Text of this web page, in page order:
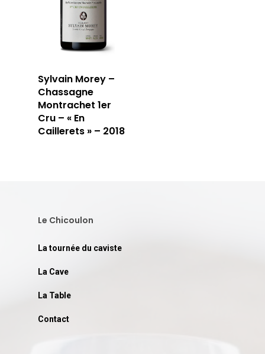
Sylvain Morey –
Chassagne
Montrachet 1er
Cru – « En
Caillerets » – 2018
Le Chicoulon
La tournée du caviste
La Cave
La Table
Contact